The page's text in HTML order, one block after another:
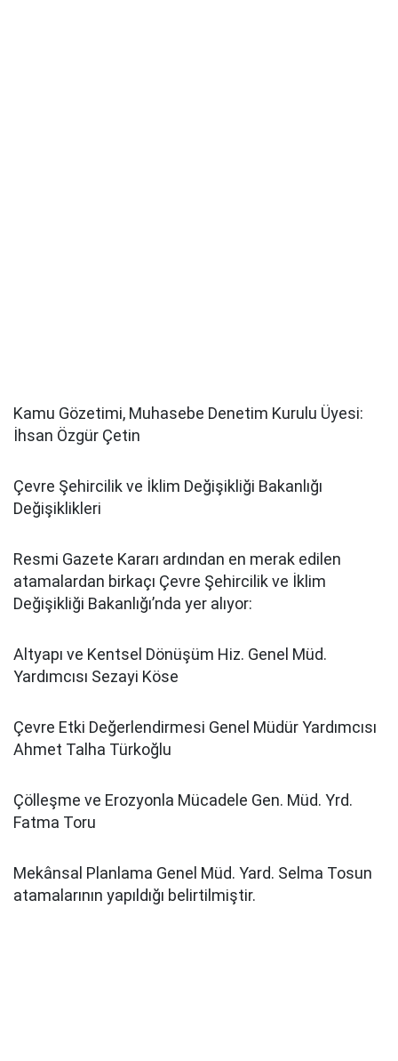
Kamu Gözetimi, Muhasebe Denetim Kurulu Üyesi:
İhsan Özgür Çetin
Çevre Şehircilik ve İklim Değişikliği Bakanlığı
Değişiklikleri
Resmi Gazete Kararı ardından en merak edilen
atamalardan birkaçı Çevre Şehircilik ve İklim
Değişikliği Bakanlığı’nda yer alıyor:
Altyapı ve Kentsel Dönüşüm Hiz. Genel Müd.
Yardımcısı Sezayi Köse
Çevre Etki Değerlendirmesi Genel Müdür Yardımcısı
Ahmet Talha Türkoğlu
Çölleşme ve Erozyonla Mücadele Gen. Müd. Yrd.
Fatma Toru
Mekânsal Planlama Genel Müd. Yard. Selma Tosun
atamalarının yapıldığı belirtilmiştir.